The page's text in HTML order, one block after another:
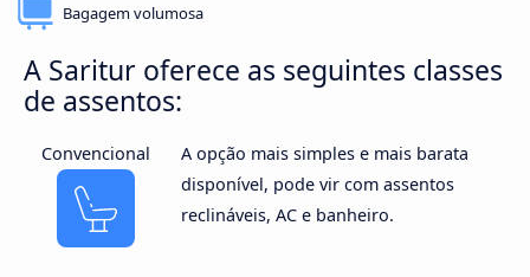
Bagagem volumosa
A Saritur oferece as seguintes classes
de assentos:
Convencional
A opção mais simples e mais barata
disponível, pode vir com assentos
reclináveis, AC e banheiro.